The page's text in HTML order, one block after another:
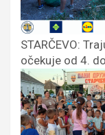
STARČEVO:
očekuje od 4.